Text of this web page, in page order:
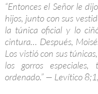
“Entonces el Señor le
hijos, junto con sus
la túnica oficial y lo
cintura… Después,
Los vistió con sus
los gorros
ordenado.” — Levítico 8